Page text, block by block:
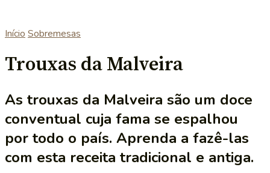
Início Sobremesas
Trouxas da Malveira
As trouxas da Malveira são um doce
conventual cuja fama se espalhou
por todo o país. Aprenda a fazê-las
com esta receita tradicional e antiga.